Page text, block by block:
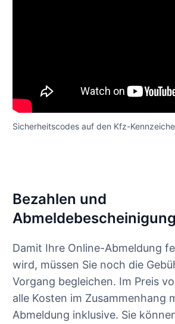
Sicherheitscodes auf den Kfz-
Bezahlen und
Damit Ihre Online-Abmeldung
wird, müssen Sie noch die
Vorgang begleichen. Im Preis
alle Kosten im Zusammenhang
Abmeldung inklusive. Sie